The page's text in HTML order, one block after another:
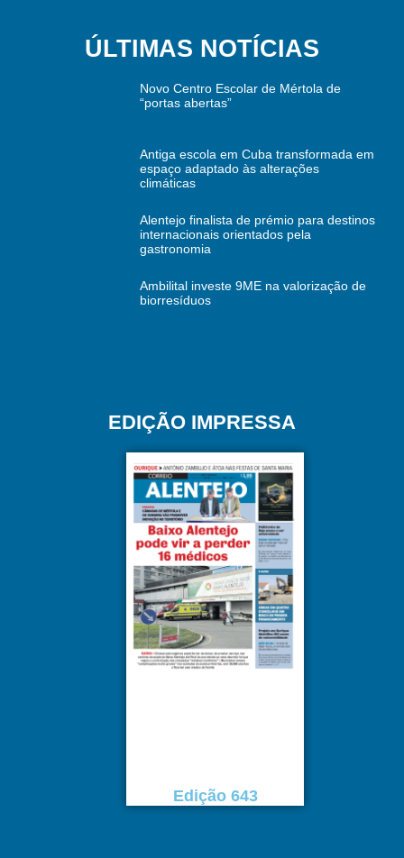
ÚLTIMAS NOTÍCIAS
Novo Centro Escolar de Mértola de
“portas abertas”
Antiga escola em Cuba transformada em
espaço adaptado às alterações
climáticas
Alentejo finalista de prémio para destinos
internacionais orientados pela
gastronomia
Ambilital investe 9ME na valorização de
biorresíduos
EDIÇÃO IMPRESSA
Edição 643